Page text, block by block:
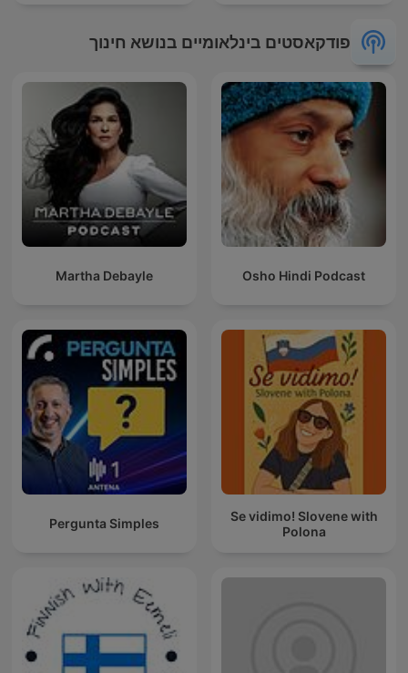
פודקאסטים בינלאומיים בנושא חינוך
Osho Hindi Podcast
Martha Debayle
Se vidimo! Slovene with
Polona
Pergunta Simples